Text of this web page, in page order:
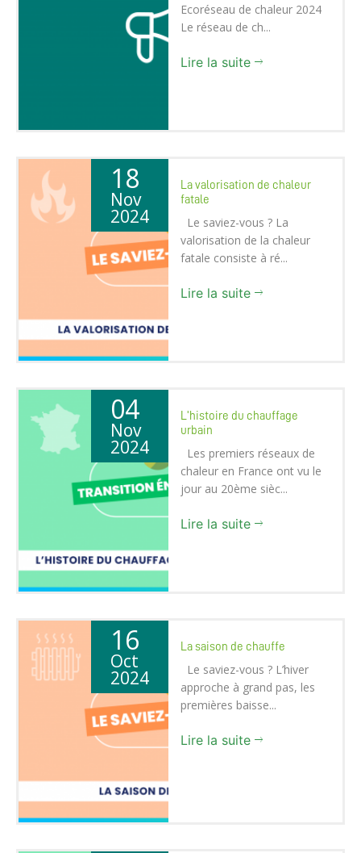
Ecoréseau de chaleur 2024
Le réseau de ch...
Lire la suite
18
Nov
2024
La valorisation de chaleur
fatale
Le saviez-vous ? La
valorisation de la chaleur
fatale consiste à ré...
Lire la suite
04
Nov
2024
L'histoire du chauffage
urbain
Les premiers réseaux de
chaleur en France ont vu le
jour au 20ème sièc...
Lire la suite
16
Oct
2024
La saison de chauffe
Le saviez-vous ? L’hiver
approche à grand pas, les
premières baisse...
Lire la suite